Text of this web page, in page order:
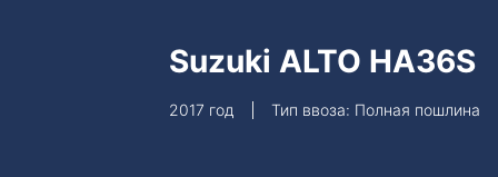
Suzuki ALTO HA36S
2017 год Тип ввоза: Полная пошлина